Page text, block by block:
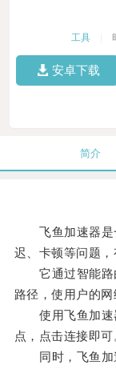
工具
安卓下载
简介
飞鱼加速器是
迟、卡顿等问题，
它通过智能路
路径，使用户的网
使用飞鱼加速
点，点击连接即可
同时，飞鱼加